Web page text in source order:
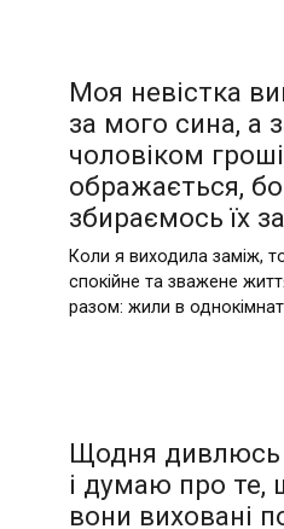
Моя невістка
за мого сина, а
чоловіком
ображається,
збираємось їх
Коли я виходила заміж,
спокійне та зважене
разом: жили в
Щодня дивлюсь
і думаю про те,
вони виховані